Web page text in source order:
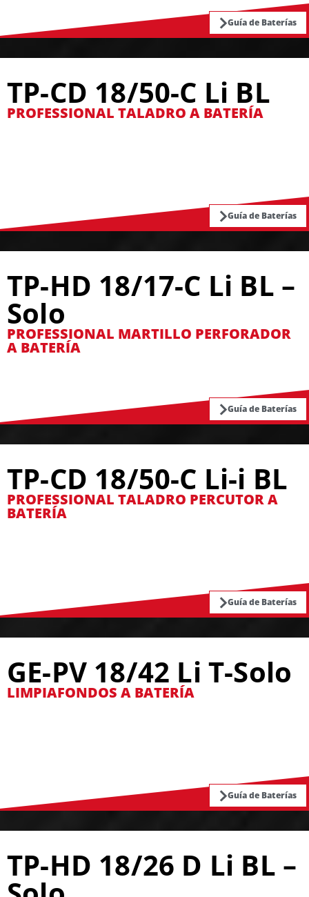
Guía de Baterías
TP-CD 18/50-C Li BL
PROFESSIONAL TALADRO A BATERÍA
Guía de Baterías
TP-HD 18/17-C Li BL –
Solo
PROFESSIONAL MARTILLO PERFORADOR
A BATERÍA
Guía de Baterías
TP-CD 18/50-C Li-i BL
PROFESSIONAL TALADRO PERCUTOR A
BATERÍA
Guía de Baterías
GE-PV 18/42 Li T-Solo
LIMPIAFONDOS A BATERÍA
Guía de Baterías
TP-HD 18/26 D Li BL –